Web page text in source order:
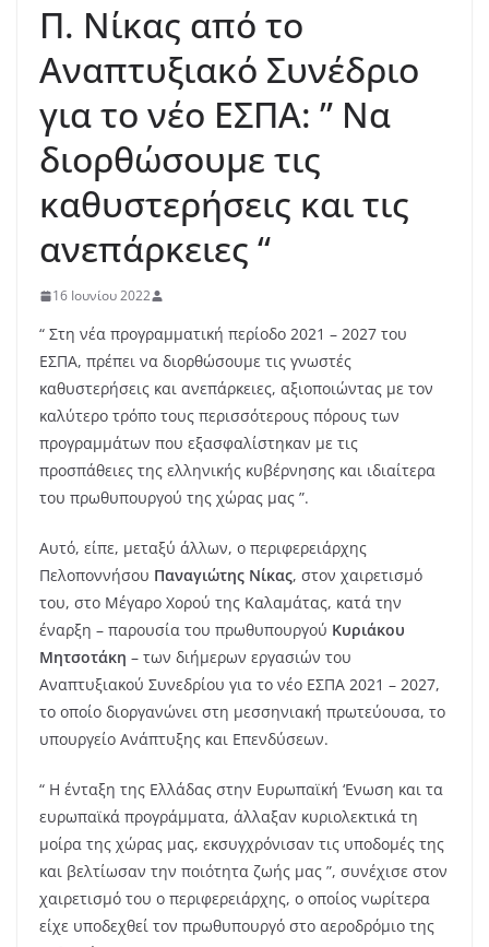
Π. Νίκας από το
Αναπτυξιακό Συνέδριο
για το νέο ΕΣΠΑ: ” Να
διορθώσουμε τις
καθυστερήσεις και τις
ανεπάρκειες “
16 Ιουνίου 2022
“ Στη νέα προγραμματική περίοδο 2021 – 2027 του
ΕΣΠΑ, πρέπει να διορθώσουμε τις γνωστές
καθυστερήσεις και ανεπάρκειες, αξιοποιώντας με τον
καλύτερο τρόπο τους περισσότερους πόρους των
προγραμμάτων που εξασφαλίστηκαν με τις
προσπάθειες της ελληνικής κυβέρνησης και ιδιαίτερα
του πρωθυπουργού της χώρας μας ”.
Αυτό, είπε, μεταξύ άλλων, ο περιφερειάρχης
Πελοποννήσου Παναγιώτης Νίκας, στον χαιρετισμό
του, στο Μέγαρο Χορού της Καλαμάτας, κατά την
έναρξη – παρουσία του πρωθυπουργού Κυριάκου
Μητσοτάκη – των διήμερων εργασιών του
Αναπτυξιακού Συνεδρίου για το νέο ΕΣΠΑ 2021 – 2027,
το οποίο διοργανώνει στη μεσσηνιακή πρωτεύουσα, το
υπουργείο Ανάπτυξης και Επενδύσεων.
“ Η ένταξη της Ελλάδας στην Ευρωπαϊκή ‘Ενωση και τα
ευρωπαϊκά προγράμματα, άλλαξαν κυριολεκτικά τη
μοίρα της χώρας μας, εκσυγχρόνισαν τις υποδομές της
και βελτίωσαν την ποιότητα ζωής μας ”, συνέχισε στον
χαιρετισμό του ο περιφερειάρχης, ο οποίος νωρίτερα
είχε υποδεχθεί τον πρωθυπουργό στο αεροδρόμιο της